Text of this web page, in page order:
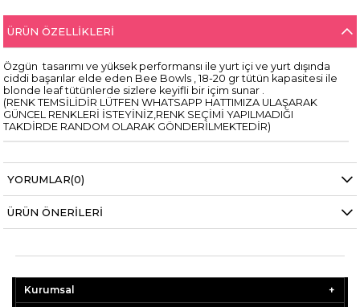
ÜRÜN ÖZELLIKLERI
Özgün tasarımı ve yüksek performansı ile yurt içi ve yurt dışında
ciddi başarılar elde eden Bee Bowls , 18-20 gr tütün kapasitesi ile
blonde leaf tütünlerde sizlere keyifli bir içim sunar .
(RENK TEMSİLİDİR LÜTFEN WHATSAPP HATTIMIZA ULAŞARAK
GÜNCEL RENKLERİ İSTEYİNİZ,RENK SEÇİMİ YAPILMADIĞI
TAKDİRDE RANDOM OLARAK GÖNDERİLMEKTEDİR)
YORUMLAR(0)
ÜRÜN ÖNERILERI
Kurumsal